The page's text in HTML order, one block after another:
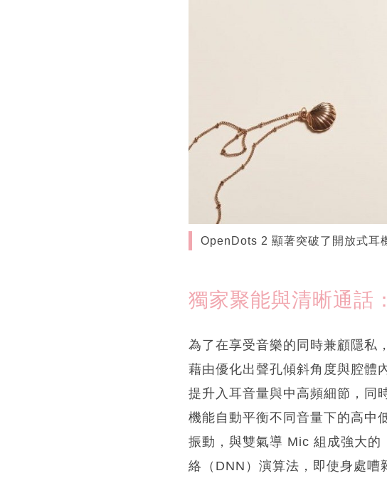
OpenDots 2 顯著突破了開放式耳
獨家聚能與清晰通
為了在享受音樂的同時兼顧隱
藉由優化出聲孔傾斜角度與腔體
提升入耳音量與中高頻細節，
機能自動平衡不同音量下的高中
振動，與雙氣導 Mic 組成強大
絡（DNN）演算法，即使身處嘈